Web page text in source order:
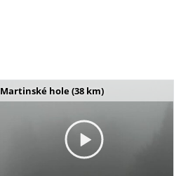
Martinské hole (38 km)